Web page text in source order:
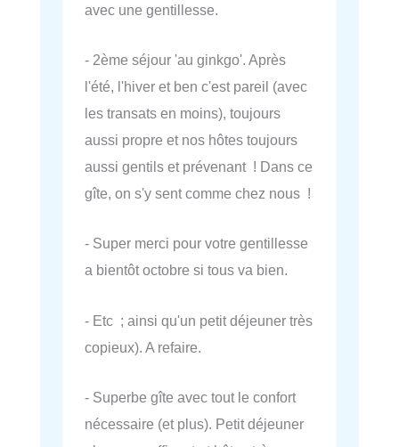
avec une gentillesse.
- 2ème séjour 'au ginkgo'. Après
l'été, l'hiver et ben c'est pareil (avec
les transats en moins), toujours
aussi propre et nos hôtes toujours
aussi gentils et prévenant ! Dans ce
gîte, on s'y sent comme chez nous !
- Super merci pour votre gentillesse
a bientôt octobre si tous va bien.
- Etc ; ainsi qu'un petit déjeuner très
copieux). A refaire.
- Superbe gîte avec tout le confort
nécessaire (et plus). Petit déjeuner